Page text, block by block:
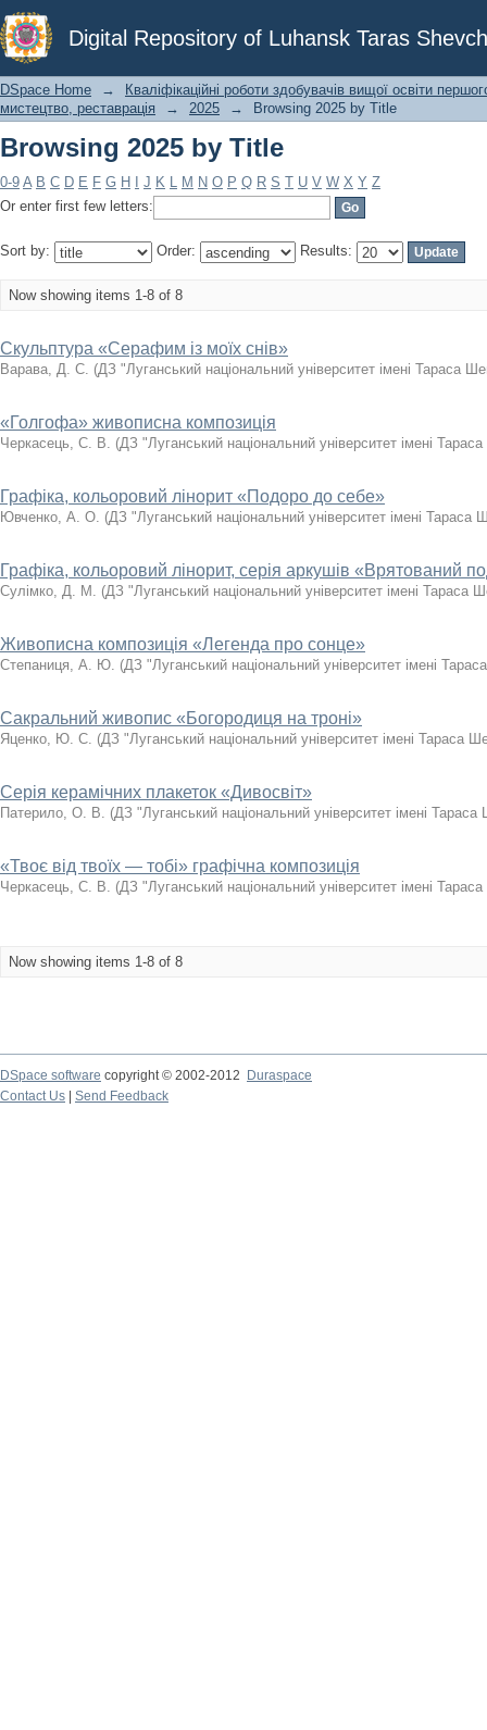
Digital Repository of Luhansk Taras
Browsing 2025 by Title
DSpace Home →
Кваліфікаційні роботи здобувачів вищої освіти
мистецтво, реставрація
→ 2025 → Browsing 2025 by Title
Browsing 2025 by Title
0-9 A B C D E F G H J K L M N O P Q R S T U V W X Y Z
Or enter first few letters:
Sort by: Order: Results:
Now showing items 1-8 of 8
Cкульптура «Cерафим із моїх снів»
Варава, Д. С. (ДЗ "Луганський національний університет імені Тараса
«Голгофа» живописна композиція
Черкасець, С. В. (ДЗ "Луганський національний університет імені
Графіка, кольоровий лінорит «Подоро до себе»
Ювченко, А. О. (ДЗ "Луганський національний університет імені Тараса
Графіка, кольоровий лінорит, серія аркушів «Врятований
Сулімко, Д. М. (ДЗ "Луганський національний університет імені Тараса
Живописна композиція «Легенда про сонце»
Степаниця, А. Ю. (ДЗ "Луганський національний університет імені
Сакральний живопис «Богородиця на троні»
Яценко, Ю. С. (ДЗ "Луганський національний університет імені Тараса
Серія керамічних плакеток «Дивосвіт»
Патерило, О. В. (ДЗ "Луганський національний університет імені Тараса
«Твоє від твоїх — тобі» графічна композиція
Черкасець, С. В. (ДЗ "Луганський національний університет імені
Now showing items 1-8 of 8
DSpace software copyright © 2002-2012
Duraspace
Contact Us
Send Feedback